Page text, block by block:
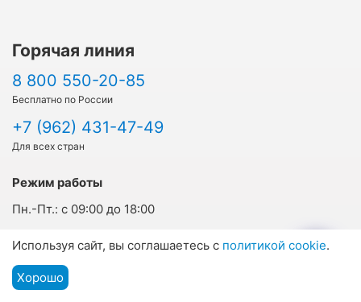
Горячая линия
8 800 550-20-85
Бесплатно по России
+7 (962) 431-47-49
Для всех стран
Режим работы
Пн.-Пт.: с 09:00 до 18:00
Прием заявок на сайте:
Меню
Используя сайт, вы соглашаетесь с политикой cookie.
Хорошо